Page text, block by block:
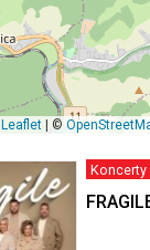
Leaflet | ©
Koncerty